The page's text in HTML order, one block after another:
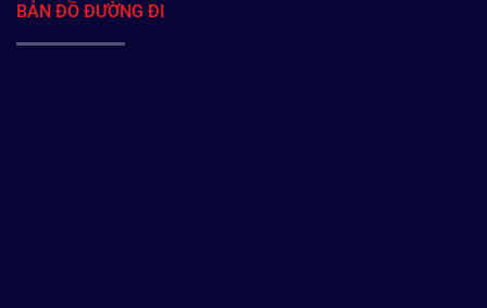
BẢN ĐỒ ĐƯỜNG ĐI